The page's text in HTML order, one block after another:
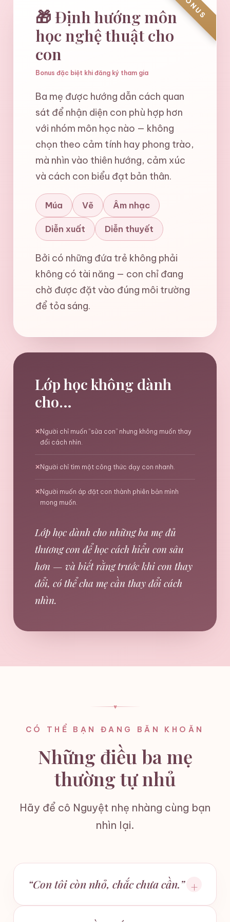
🎁 Định hướng môn
học nghệ thuật cho
con
Bonus đặc biệt khi đăng ký tham gia
Ba mẹ được hướng dẫn cách quan
sát để nhận diện con phù hợp hơn
với nhóm môn học nào — không
chọn theo cảm tính hay phong trào,
mà nhìn vào thiên hướng, cảm xúc
và cách con biểu đạt bản thân.
Múa Vẽ Âm nhạc
Diễn xuất Diễn thuyết
Bởi có những đứa trẻ không phải
không có tài năng — con chỉ đang
chờ được đặt vào đúng môi trường
để tỏa sáng.
Lớp họckhông dành
cho…
✕ Người chỉ muốn “sửa con” nhưng không muốn thay
đổi cách nhìn.
✕ Người chỉ tìm một công thức dạy con nhanh.
✕ Người muốn áp đặt con thành phiên bản mình
mong muốn.
Lớp học dành cho những ba mẹ đủ
thương con để học cách hiểu con sâu
hơn — và biết rằng trước khi con thay
đổi, có thể cha mẹ cần thay đổi cách
nhìn.
♥
CÓ THỂ BẠN ĐANG BĂN KHOĂN
Những điều ba mẹ
thường tự nhủ
Hãy để cô Nguyệt nhẹ nhàng cùng bạn
nhìn lại.
“Con tôi còn nhỏ, chắc chưa cần.” +